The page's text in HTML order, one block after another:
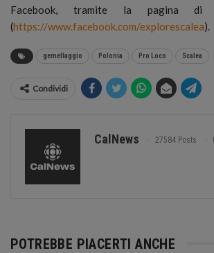
Facebook, tramite la pagina di
(https://www.facebook.com/explorescalea).
gemellaggio Polonia Pro Loco Scalea
Condividi
CalNews 27584 Posts
POTREBBE PIACERTI ANCHE